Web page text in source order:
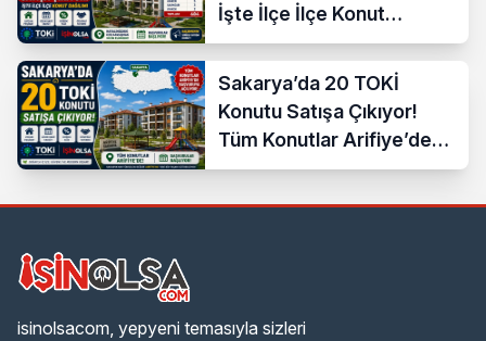
İşte İlçe İlçe Konut
Dağılımı
Sakarya’da 20 TOKİ
Konutu Satışa Çıkıyor!
Tüm Konutlar Arifiye’de
Başvuruya Açılıyor
isinolsacom, yepyeni temasıyla sizleri